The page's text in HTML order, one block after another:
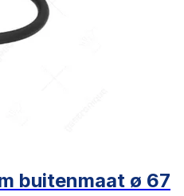
buitenmaat ø 67